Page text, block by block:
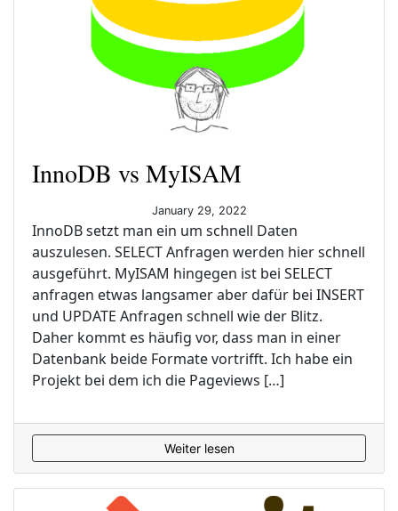
InnoDB vs MyISAM
January 29, 2022
InnoDB setzt man ein um schnell Daten
auszulesen. SELECT Anfragen werden hier schnell
ausgeführt. MyISAM hingegen ist bei SELECT
anfragen etwas langsamer aber dafür bei INSERT
und UPDATE Anfragen schnell wie der Blitz.
Daher kommt es häufig vor, dass man in einer
Datenbank beide Formate vortrifft. Ich habe ein
Projekt bei dem ich die Pageviews […]
Weiter lesen